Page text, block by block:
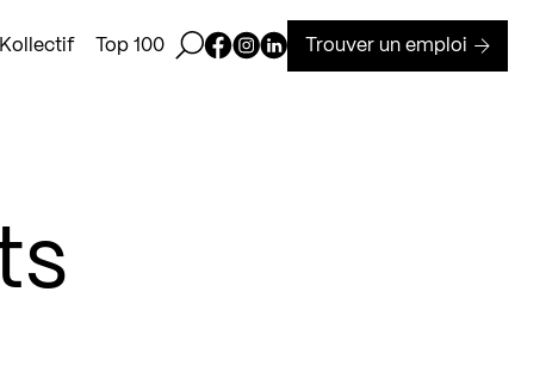
Top 100 Ouvrir la barre de recherche
Page Facebook de Kollectif
Page Instagram de Kollectif
Page Linkedin de Kollectif
Trouver un emploi